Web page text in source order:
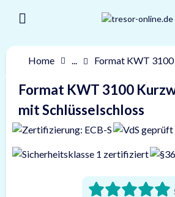
Home ... Format KWT
Format KWT 3100
mit Schlüsselschloss